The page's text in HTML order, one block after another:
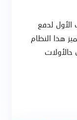
لدفع
هذا النظام